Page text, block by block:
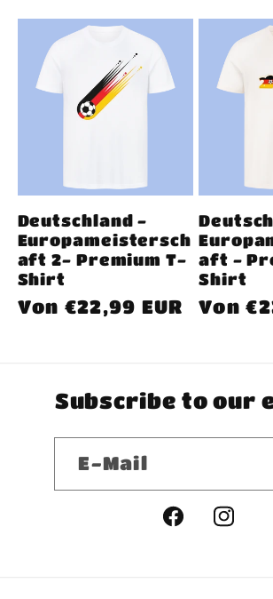
Deutschland -
Europameistersch
aft 2- Premium T-
Shirt
Normaler
Von €22,99 EUR
aft -
Shirt
Von
Subscribe to our
E-Mail
Facebook